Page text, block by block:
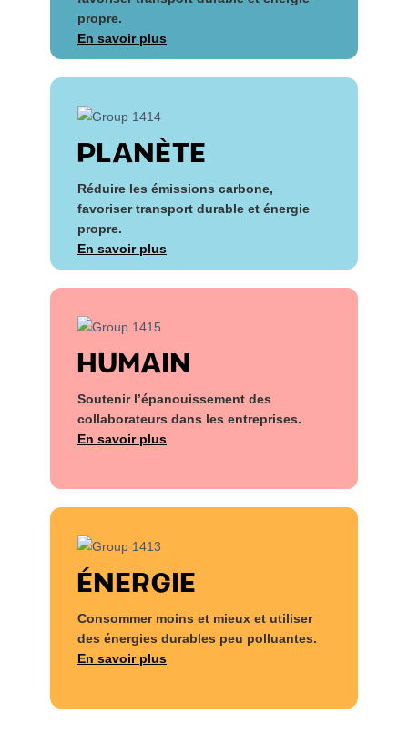
propre.
En savoir plus
PLANÈTE
Réduire les émissions carbone,
favoriser transport durable et énergie
propre.
En savoir plus
HUMAIN
Soutenir l’épanouissement des
collaborateurs dans les entreprises.
En savoir plus
ÉNERGIE
Consommer moins et mieux et utiliser
des énergies durables peu polluantes.
En savoir plus